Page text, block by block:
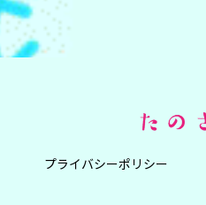
プライバシーポリシー
訪問